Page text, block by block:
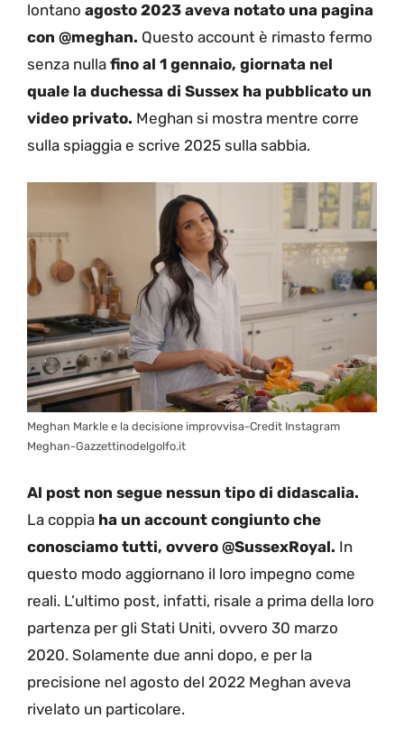
lontano agosto 2023 aveva notato una pagina
con @meghan. Questo account è rimasto fermo
senza nulla fino al 1 gennaio, giornata nel
quale la duchessa di Sussex ha pubblicato un
video privato. Meghan si mostra mentre corre
sulla spiaggia e scrive 2025 sulla sabbia.
Meghan Markle e la decisione improvvisa-Credit Instagram
Meghan-Gazzettinodelgolfo.it
Al post non segue nessun tipo di didascalia.
La coppia ha un account congiunto che
conosciamo tutti, ovvero @SussexRoyal. In
questo modo aggiornano il loro impegno come
reali. L’ultimo post, infatti, risale a prima della loro
partenza per gli Stati Uniti, ovvero 30 marzo
2020. Solamente due anni dopo, e per la
precisione nel agosto del 2022 Meghan aveva
rivelato un particolare.